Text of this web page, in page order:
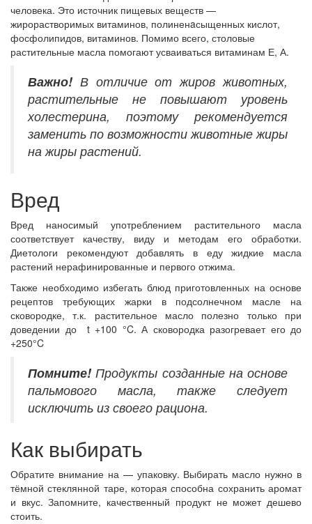
человека. Это источник пищевых веществ —
жирорастворимых витаминов, полиненaсыщенных кислот,
фосфолипидов, витаминов. Помимо всего, столовые
растительные масла помогают усваиваться витаминам Е, А.
Важно!В отличие от жиров животных,
растительные не повышают уровень
холестерина, поэтому рекомендуется
заменить по возможности животные жиры
на жиры растений.
Вред
Вред наносимый употреблением растительного масла
соответствует качеству, виду и методам его обработки.
Диетологи рекомендуют добавлять в еду жидкие масла
растений нерафинированные и первого отжима.
Также необходимо избегать блюд приготовленных на основе
рецептов требующих жарки в подсолнечном масле на
сковородке, т.к. растительное масло полезно только при
доведении до t +100 °C. А сковородка разогревает его до
+250°C
Помните!Продукты созданные на основе
пальмового масла, также следует
исключить из своего рациона.
Как выбирать
Обратите внимание на — упаковку. Выбирать масло нужно в
тёмной стеклянной таре, которая способна сохранить аромат
и вкус. Запомните, качественный продукт не может дешево
стоить.